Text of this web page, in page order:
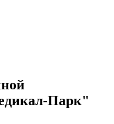
Парк"